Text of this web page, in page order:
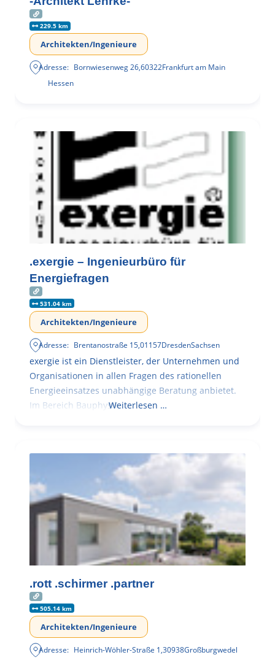
229.5 km
Architekten/Ingenieure
Adresse: Bornwiesenweg 26,60322Frankfurt am Main
Hessen
.exergie – Ingenieurbüro für
Energiefragen
531.04 km
Architekten/Ingenieure
Adresse: Brentanostraße 15,01157DresdenSachsen
exergie ist ein Dienstleister, der Unternehmen und
Organisationen in allen Fragen des rationellen
Energieeinsatzes unabhängige Beratung anbietet.
Im Bereich BauphysikWeiterlesen …
.rott .schirmer .partner
505.14 km
Architekten/Ingenieure
Adresse: Heinrich-Wöhler-Straße 1,30938Großburgwedel